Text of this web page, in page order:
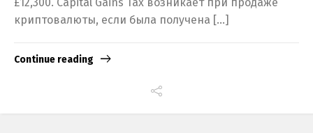
криптовалюты, если была получена […]
Continue reading